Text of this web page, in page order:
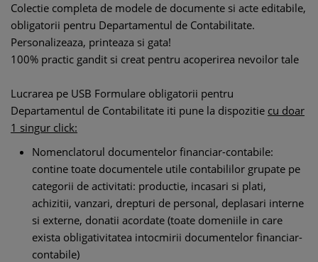
Colectie completa de modele de documente si acte editabile,
obligatorii pentru Departamentul de Contabilitate.
Personalizeaza, printeaza si gata!
100% practic gandit si creat pentru acoperirea nevoilor tale
Lucrarea pe USB Formulare obligatorii pentru
Departamentul de Contabilitate iti pune la dispozitie cu doar
1 singur click:
Nomenclatorul documentelor financiar-contabile:
contine toate documentele utile contabililor grupate pe
categorii de activitati: productie, incasari si plati,
achizitii, vanzari, drepturi de personal, deplasari interne
si externe, donatii acordate (toate domeniile in care
exista obligativitatea intocmirii documentelor financiar-
contabile)